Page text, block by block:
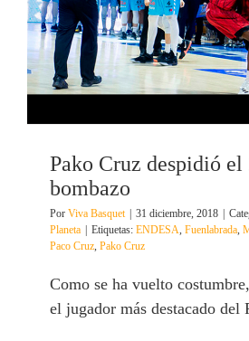
Pako Cruz despidió el
bombazo
Por Viva Basquet 31 diciembre, 2018
Planeta
Etiquetas: ENDESA, Fuenlabrada,
Paco Cruz, Pako Cruz
Como se ha vuelto
el jugador más destacado del